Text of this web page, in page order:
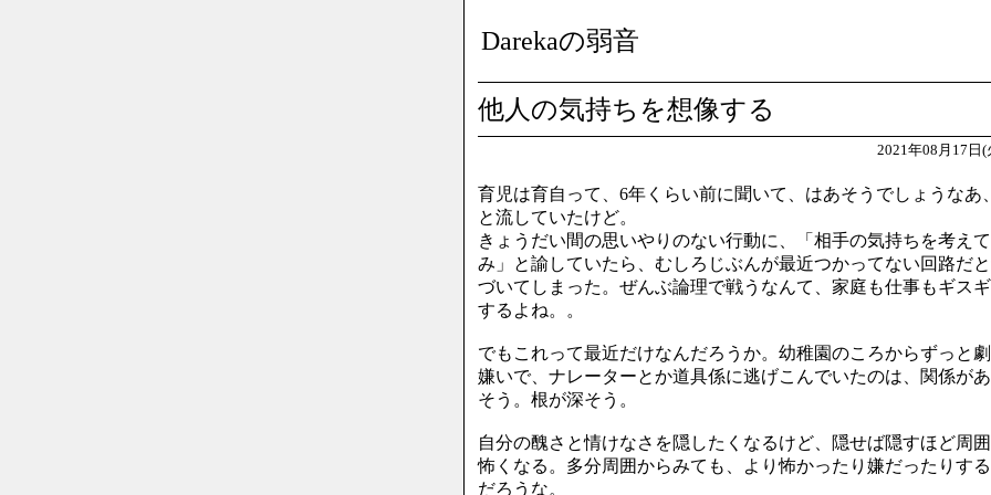
Darekaの弱音
他人の気持ちを想像する
2021年08月17日(
育児は育自って、6年くらい前に聞いて、はあそうでしょうなあ、
と流していたけど。
きょうだい間の思いやりのない行動に、「相手の気持ちを考えて
み」と諭していたら、むしろじぶんが最近つかってない回路だ
づいてしまった。ぜんぶ論理で戦うなんて、家庭も仕事もギス
するよね。。
でもこれって最近だけなんだろうか。幼稚園のころからずっと
嫌いで、ナレーターとか道具係に逃げこんでいたのは、関係があ
そう。根が深そう。
自分の醜さと情けなさを隠したくなるけど、隠せば隠すほど周
怖くなる。多分周囲からみても、より怖かったり嫌だったりす
だろうな。